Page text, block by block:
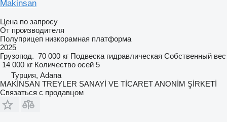
Makinsan
Цена по запросу
От производителя
Полуприцеп низкорамная платформа
2025
Грузопод. 70 000 кг Подвеска гидравлическая Собственный вес
14 000 кг Количество осей 5
Турция, Adana
MAKİNSAN TREYLER SANAYİ VE TİCARET ANONİM ŞİRKETİ
Связаться с продавцом